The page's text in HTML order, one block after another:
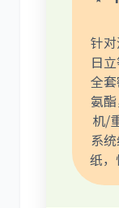
针对
日
全
氨
机/
系
纸，